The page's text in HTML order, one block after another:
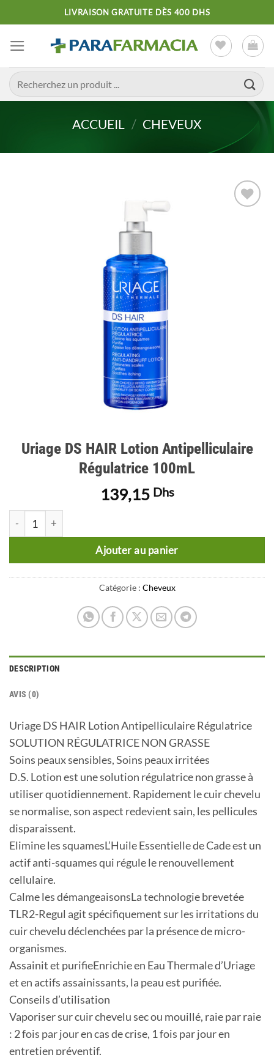
au
contenu
LIVRAISON GRATUITE DÈS 400 DHS
Recherche
pour :
ACCUEIL / CHEVEUX
Uriage DS HAIR Lotion Antipelliculaire
Régulatrice 100mL
139,15 Dhs
quantité de Uriage DS HAIR Lotion Antipelliculaire Régulatrice
Ajouter au panier
Catégorie : Cheveux
DESCRIPTION
AVIS (0)
Uriage DS HAIR Lotion Antipelliculaire Régulatrice
SOLUTION RÉGULATRICE NON GRASSE
Soins peaux sensibles, Soins peaux irritées
D.S. Lotion est une solution régulatrice non grasse à
utiliser quotidiennement. Rapidement le cuir chevelu
se normalise, son aspect redevient sain, les pellicules
disparaissent.
Elimine les squamesL’Huile Essentielle de Cade est un
actif anti-squames qui régule le renouvellement
cellulaire.
Calme les démangeaisonsLa technologie brevetée
TLR2-Regul agit spécifiquement sur les irritations du
cuir chevelu déclenchées par la présence de micro-
organismes.
Assainit et purifieEnrichie en Eau Thermale d’Uriage
et en actifs assainissants, la peau est purifiée.
Conseils d’utilisation
Vaporiser sur cuir chevelu sec ou mouillé, raie par raie
: 2 fois par jour en cas de crise, 1 fois par jour en
entretien préventif.